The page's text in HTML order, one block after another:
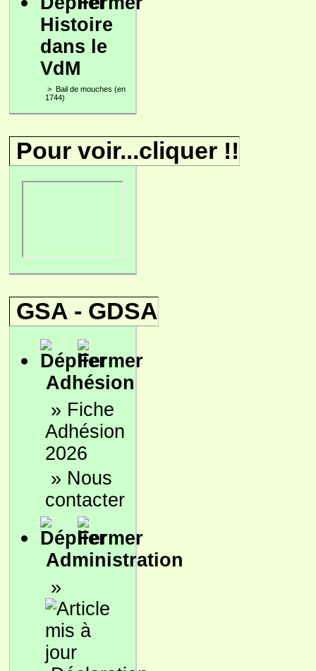
Histoire
dans le
VdM
> Bail de mouches (en
1744)
Pour voir...cliquer !!
GSA - GDSA
Adhésion
» Fiche
Adhésion
2026
» Nous
contacter
Administration
»